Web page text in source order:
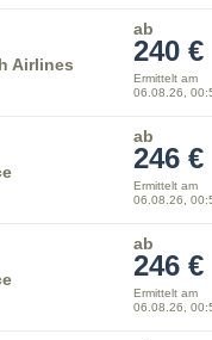
Airlines
ab
240 €
Ermittelt am
06.08.26,
ab
246 €
Ermittelt am
06.08.26,
ab
246 €
Ermittelt am
06.08.26,